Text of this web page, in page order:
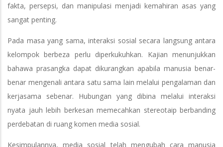
fakta, persepsi, dan manipulasi menjadi kemahiran asas yang
sangat penting.
Pada masa yang sama, interaksi sosial secara langsung antara
kelompok berbeza perlu diperkukuhkan. Kajian menunjukkan
bahawa prasangka dapat dikurangkan apabila manusia benar-
benar mengenali antara satu sama lain melalui pengalaman dan
kerjasama sebenar. Hubungan yang dibina melalui interaksi
nyata jauh lebih berkesan memecahkan stereotaip berbanding
perdebatan di ruang komen media sosial.
Kesimpulannya, media sosial telah mengubah cara manusia